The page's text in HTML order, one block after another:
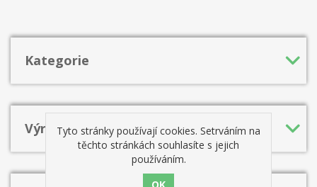
f5).
Kategorie
VýrobciTyto stránky používají cookies. Setrváním na
těchto stránkách souhlasíte s jejich
používáním.